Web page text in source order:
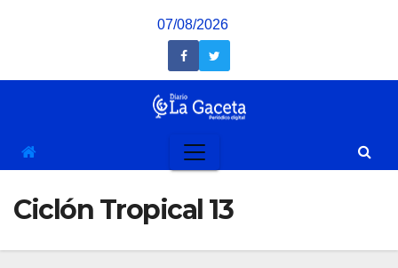
07/08/2026
Ciclón Tropical 13